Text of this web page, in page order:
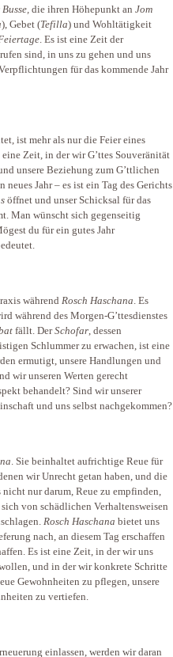
die ihren Höhepunkt an Jom
), Gebet (Tefilla) und Wohltätigkeit
. Es ist eine Zeit der
sind, in uns zu gehen und uns
für das kommende Jahr
ist mehr als nur die Feier eines
Zeit, in der wir G’ttes Souveränität
unsere Beziehung zum G’ttlichen
neues Jahr – es ist ein Tag des Gerichts
öffnet und unser Schicksal für das
Man wünscht sich gegenseitig
du für ein gutes Jahr
während Rosch Haschana. Es
während des Morgen-G’ttesdienstes
fällt. DerSchofar, dessen
Schlummer zu erwachen, ist eine
ermutigt, unsere Handlungen und
wir unseren Werten gerecht
behandelt? Sind wir unserer
und uns selbst nachgekommen?
. Sie beinhaltet aufrichtige Reue für
wir Unrecht getan haben, und die
nicht nur darum, Reue zu empfinden,
von schädlichen Verhaltensweisen
Rosch Haschana bietet uns
nach, an diesem Tag erschaffen
Es ist eine Zeit, in der wir uns
und in der wir konkrete Schritte
Gewohnheiten zu pflegen, unsere
zu vertiefen.
einlassen, werden wir daran